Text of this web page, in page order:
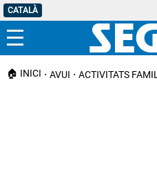
CATALÀ
Menú
🏠 INICI AVUI ACTIVITATS